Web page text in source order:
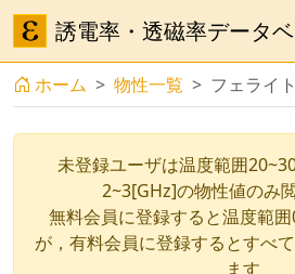
誘電率・透磁率データ
ホーム 物性一覧 フェライ
未登録ユーザは温度範囲
2~3[GHz]の物性値のみ
無料会員に登録すると温度範
が，有料会員に登録するとすべ
ます